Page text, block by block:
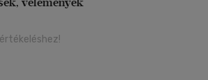
vélemények